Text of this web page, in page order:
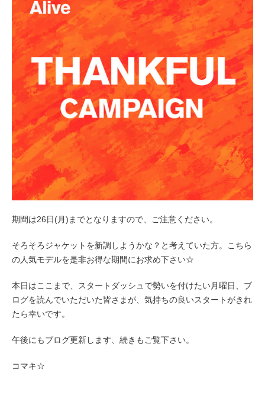
期間は26日(月)までとなりますので、ご注意ください。
そろそろジャケットを新調しようかな？と考えていた方。こちら
の人気モデルを是非お得な期間にお求め下さい☆
本日はここまで、スタートダッシュで勢いを付けたい月曜日、ブ
ログを読んでいただいた皆さまが、気持ちの良いスタートがきれ
たら幸いです。
午後にもブログ更新します、続きもご覧下さい。
コマキ☆